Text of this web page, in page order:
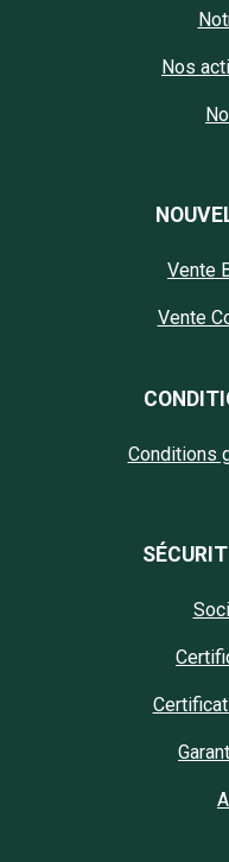
Nos
Vente
Vente
Conditions